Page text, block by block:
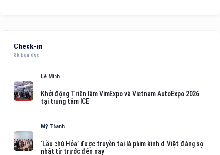
Check-in
8k bạn đọc
Lê Minh
Khởi động Triển lãm VimExpo và Vietnam AutoExpo 2026
tại trung tâm ICE
Mỹ Thanh
‘Lầu chú Hỏa’ được truyền tai là phim kinh dị Việt đáng sợ
nhất từ trước đến nay